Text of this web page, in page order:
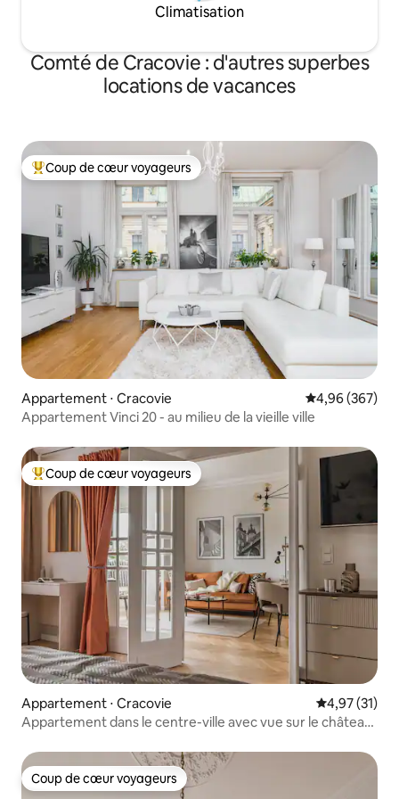
Climatisation
Comté de Cracovie : d'autres superbes
locations de vacances
Coups de cœur voyageurs les plus appréciés
Coup de cœur voyageurs
Appartement ⋅ Cracovie Évaluation
4,96 (367)
Appartement Vinci 20 - au milieu de la vieille ville
Coups de cœur voyageurs les plus appréciés
Coup de cœur voyageurs
Appartement ⋅ Cracovie Évaluation
4,97 (31)
Appartement dans le centre-ville avec vue sur le château
Coup de cœur voyageurs
Coup de cœur voyageurs